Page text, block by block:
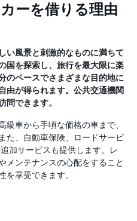
ーを借りる理由
い風景と刺激的なものに満ちて
国を探索し、旅行を最大限に楽
のペースでさまざまな目的地に
由が得られます。公共交通機関
問できます。
級車から手頃な価格の車まで、
た、自動車保険、ロードサービ
加サービスも提供します。レ
メンテナンスの心配をすること
を享受できます。